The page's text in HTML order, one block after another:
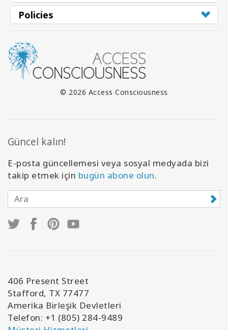
Policies
© 2026 Access Consciousness
Güncel kalın!
E-posta güncellemesi veya sosyal medyada bizi
takip etmek için bugün abone olun.
406 Present Street
Stafford, TX 77477
Amerika Birleşik Devletleri
Telefon: +1 (805) 284-9489